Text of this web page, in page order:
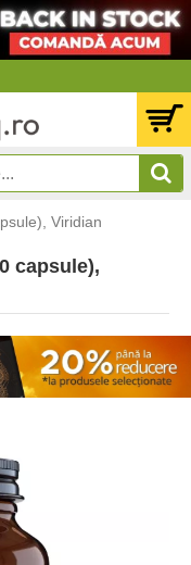
Viridian
capsule),